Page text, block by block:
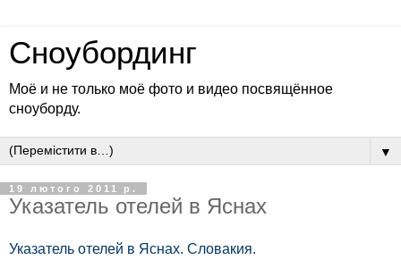
Сноубординг
Моё и не только моё фото и видео посвящённое
сноуборду.
▼
19 лютого 2011 р.
Указатель отелей в Яснах
Указатель отелей в Яснах. Словакия.